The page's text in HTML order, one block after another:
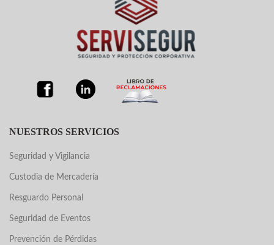
NUESTROS SERVICIOS
Seguridad y Vigilancia
Custodia de Mercadería
Resguardo Personal
Seguridad de Eventos
Prevención de Pérdidas